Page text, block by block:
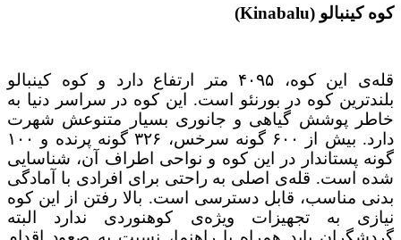
کوه کینبالو (Kinabalu)
قله‌ی این کوه، ۴۰۹۵ متر ارتفاع دارد و کوه کینبالو
بلندترین کوه در بورنئو است. این کوه در سراسر دنیا به
خاطر پوشش گیاهی و جانوری بسیار متنوعش شهرت
دارد. بیش از ۶۰۰ گونه سرخس، ۳۲۶ گونه پرنده و ۱۰۰
گونه پستاندار در این کوه و نواحی اطراف آن، شناسایی
شده است. قله‌ی اصلی به راحتی برای افرادی با آمادگی
بدنی مناسب، قابل دسترسی است. بالا رفتن از این کوه
نیازی به تجهیزات ویژه‌ی کوهنوردی ندارد البته